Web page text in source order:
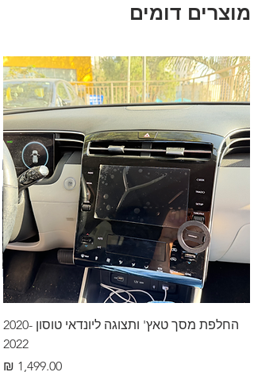
מוצרים דומים
החלפת מסך טאץ' ותצוגה ליונדאי טוסון 2020-
2022
מחיר